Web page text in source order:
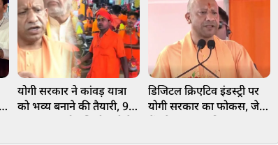
योगी सरकार ने कांवड़ यात्रा
को भव्य बनाने की तैयारी, 9-
डिजिटल क्रिएटिव इंडस्ट्री पर
योगी सरकार का फोकस, जेवर